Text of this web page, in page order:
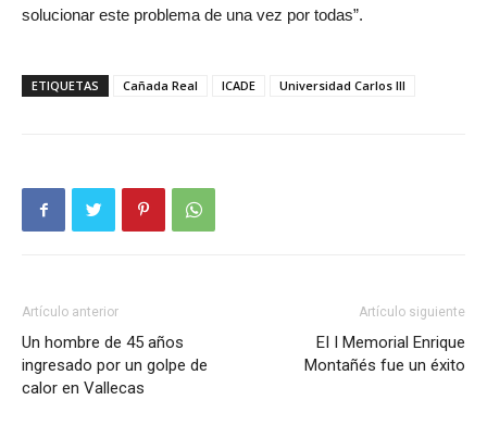
solucionar este problema de una vez por todas”.
ETIQUETAS Cañada Real ICADE Universidad Carlos III
Artículo anterior
Un hombre de 45 años
ingresado por un golpe de
calor en Vallecas
Artículo siguiente
EI I Memorial Enrique
Montañés fue un éxito